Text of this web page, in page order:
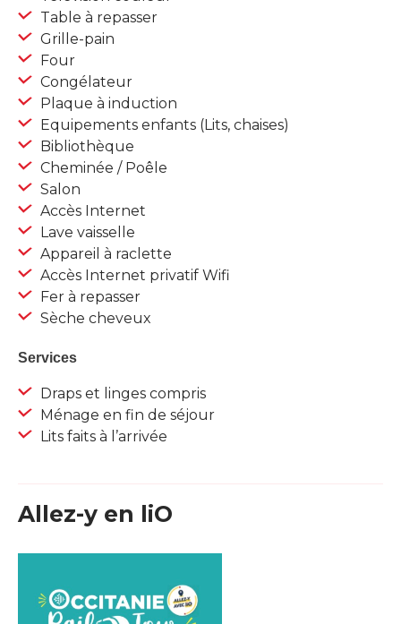
Table à repasser
Grille-pain
Four
Congélateur
Plaque à induction
Equipements enfants (Lits, chaises)
Bibliothèque
Cheminée / Poêle
Salon
Accès Internet
Lave vaisselle
Appareil à raclette
Accès Internet privatif Wifi
Fer à repasser
Sèche cheveux
Services
Draps et linges compris
Ménage en fin de séjour
Lits faits à l’arrivée
Allez-y en liO